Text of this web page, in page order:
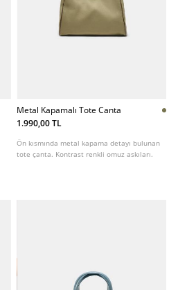
Metal Kapamalı Tote Canta
1.990,00 TL
Ön kısmında metal kapama detayı bulunan
tote çanta. Kontrast renkli omuz askıları.